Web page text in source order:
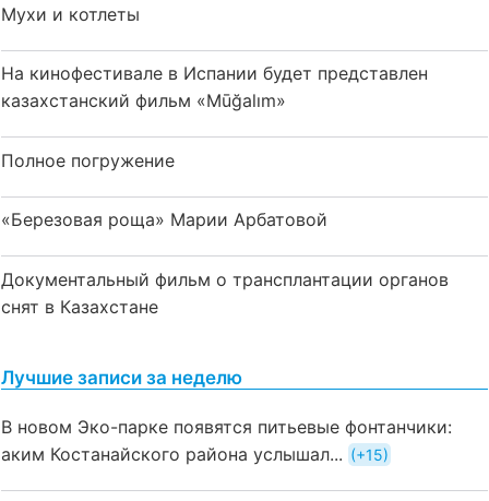
Мухи и котлеты
На кинофестивале в Испании будет представлен
казахстанский фильм «Mūğalım»
Полное погружение
«Березовая роща» Марии Арбатовой
Документальный фильм о трансплантации органов
снят в Казахстане
Лучшие записи за неделю
В новом Эко-парке появятся питьевые фонтанчики:
аким Костанайского района услышал...
+15